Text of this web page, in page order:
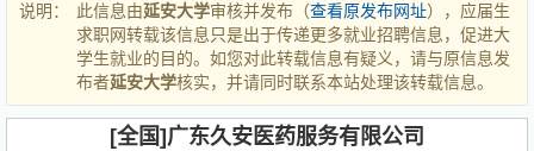
说明： 此信息由延安大学审核并发布（查看原发布网址），应届生
求职网转载该信息只是出于传递更多就业招聘信息，促进大
学生就业的目的。如您对此转载信息有疑义，请与原信息发
布者延安大学核实，并请同时联系本站处理该转载信息。
[全国]广东久安医药服务有限公司